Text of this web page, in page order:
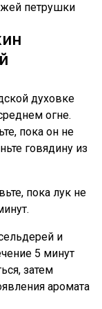
петрушки
духовке
огне.
пока он не
говядину из
пока лук не
и
5 минут
затем
аромата